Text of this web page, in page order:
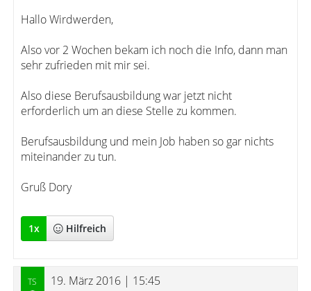
Hallo Wirdwerden,
Also vor 2 Wochen bekam ich noch die Info, dann man
sehr zufrieden mit mir sei.
Also diese Berufsausbildung war jetzt nicht
erforderlich um an diese Stelle zu kommen.
Berufsausbildung und mein Job haben so gar nichts
miteinander zu tun.
Gruß Dory
1x Hilfreich
19. März 2016 | 15:45